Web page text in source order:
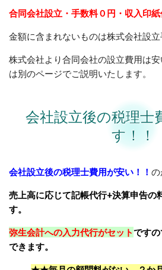
合同会社設立・手数料０円・収入印
金額に含まれないものは株式会社設立
株式会社より合同会社の設立費用は
は別のページでご説明いたします。
会社設立後の税理士
す！！
会社設立後の税理士費用が安い！！ の
売上高に応じて記帳代行+決算申告の
す。
弥生会計への入力代行がセットです
できます。